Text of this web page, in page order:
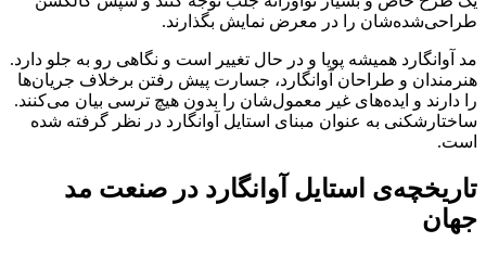
طراحی‌شده‌شان را در معرض نمایش بگذارند.
مد آوانگارد همیشه پویا و در حال تغییر است و نگاهی رو به جلو دارد.
هنرمندان و طراحان آوانگارد، جسارت پیش رفتن برخلاف جریان‌ها
را دارند و ایده‌های غیر معمول‌شان را بدون هیچ ترسی بیان می‌کنند.
ساختارشکنی به عنوان مبنای استایل آوانگارد در نظر گرفته شده
است.
تاریخچه‌ی استایل آوانگارد در صنعت مد
جهان